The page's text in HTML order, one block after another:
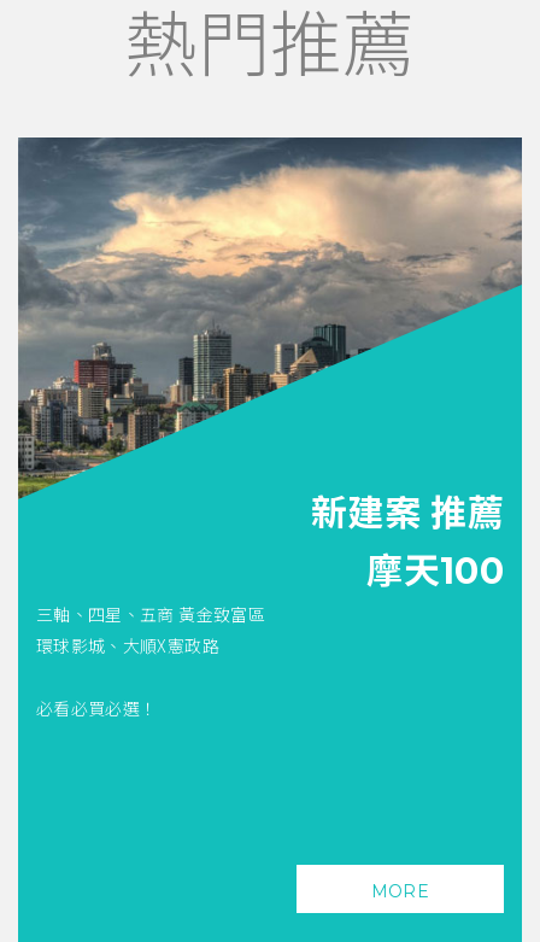
熱門推薦
新建案 推薦
摩天100
三軸、四星、五商 黃金致富區
環球影城、大順X憲政路
必看必買必選！
MORE